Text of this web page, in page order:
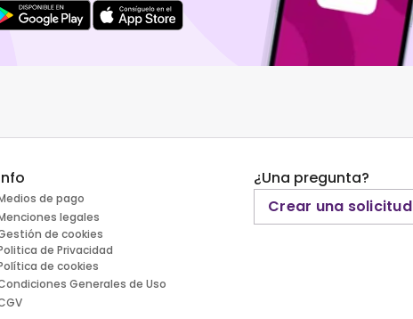
de pago
legales
de cookies
de Privacidad
de cookies
Generales de Uso
¿Una pregunta?
Crear una solicitud